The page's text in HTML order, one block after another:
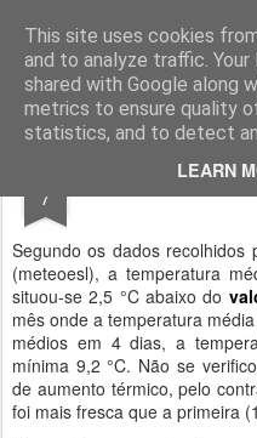
This site uses cookies
and to analyze traffic.
shared with Google along
metrics to ensure quality
statistics, and to detect
LEARN
Geopalavras
canal800 clique ZapCanal
7 Valores
Segundo os dados recolhidos
(meteoesl), a temperatura
situou-se 2,5 °C abaixo do
mês onde a temperatura
médios em 4 dias, a
mínima 9,2 °C. Não se
de aumento térmico, pelo
foi mais fresca que a primeira